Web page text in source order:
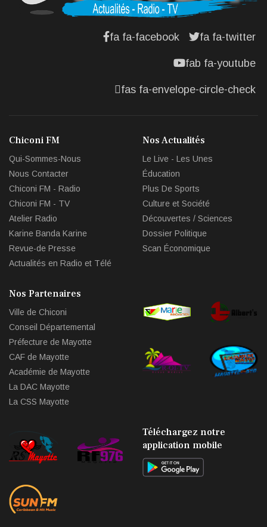
fa fa-facebook fa fa-twitter
fab fa-youtube
fas fa-envelope-circle-check
Chiconi FM
Qui-Sommes-Nous
Nous Contacter
Chiconi FM - Radio
Chiconi FM - TV
Atelier Radio
Karine Banda Karine
Revue-de Presse
Actualités en Radio et Télé
Nos Actualités
Le Live - Les Unes
Éducation
Plus De Sports
Culture et Société
Découvertes / Sciences
Dossier Politique
Scan Économique
Nos Partenaires
Ville de Chiconi
Conseil Départemental
Préfecture de Mayotte
CAF de Mayotte
Académie de Mayotte
La DAC Mayotte
La CSS Mayotte
Téléchargez notre
application mobile